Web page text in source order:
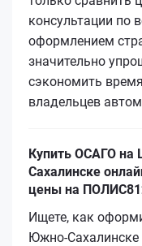
консультации по
оформлением
значительно
сэкономить
владельцев
Купить ОСАГО на
Сахалинске
цены на
Ищете, как
Южно-